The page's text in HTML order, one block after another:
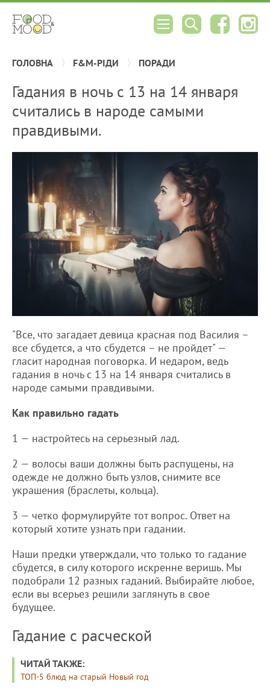
ГОЛОВНА F&M-РІДИ ПОРАДИ
Гадания в ночь с 13 на 14 января
считались в народе самыми
правдивыми.
"Все, что загадает девица красная под Василия –
все сбудется, а что сбудется – не пройдет" —
гласит народная поговорка. И недаром, ведь
гадания в ночь с 13 на 14 января считались в
народе самыми правдивыми.
Как правильно гадать
1 — настройтесь на серьезный лад.
2 — волосы ваши должны быть распущены, на
одежде не должно быть узлов, снимите все
украшения (браслеты, кольца).
3 — четко формулируйте тот вопрос. Ответ на
который хотите узнать при гадании.
Наши предки утверждали, что только то гадание
сбудется, в силу которого искренне веришь. Мы
подобрали 12 разных гаданий. Выбирайте любое,
если вы всерьез решили заглянуть в свое
будущее.
Гадание с расческой
ЧИТАЙ ТАКЖЕ:
ТОП-5 блюд на старый Новый год